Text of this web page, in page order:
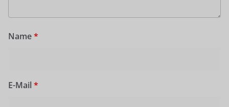
Name*
E-Mail *